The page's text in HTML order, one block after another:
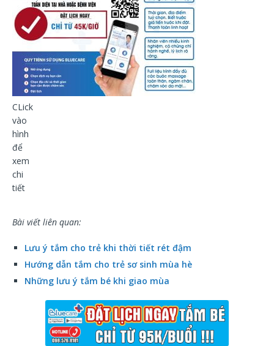
CLick
vào
hình
để
xem
chi
tiết
Bài viết liên quan:
Lưu ý tắm cho trẻ khi thời tiết rét đậm
Hướng dẫn tắm cho trẻ sơ sinh mùa hè
Những lưu ý tắm bé khi giao mùa